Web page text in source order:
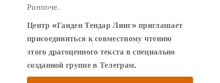
Ринпоче.
Центр «Ганден Тендар Линг» приглашает
присоединиться к совместному чтению
этого драгоценного текста в специально
созданной группе в Телеграм.